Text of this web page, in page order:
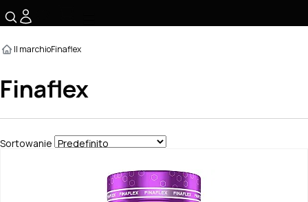
Il marchioFinaflex
Finaflex
Sortowanie